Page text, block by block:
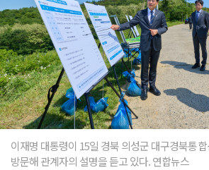
이재명 대통령이 15일 경북 의성군 대구경북통
방문해 관계자의 설명을 듣고 있다. 연합뉴스